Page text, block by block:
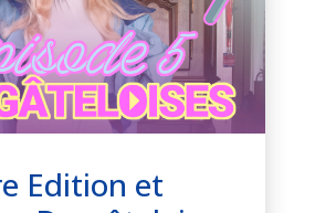
Edition et